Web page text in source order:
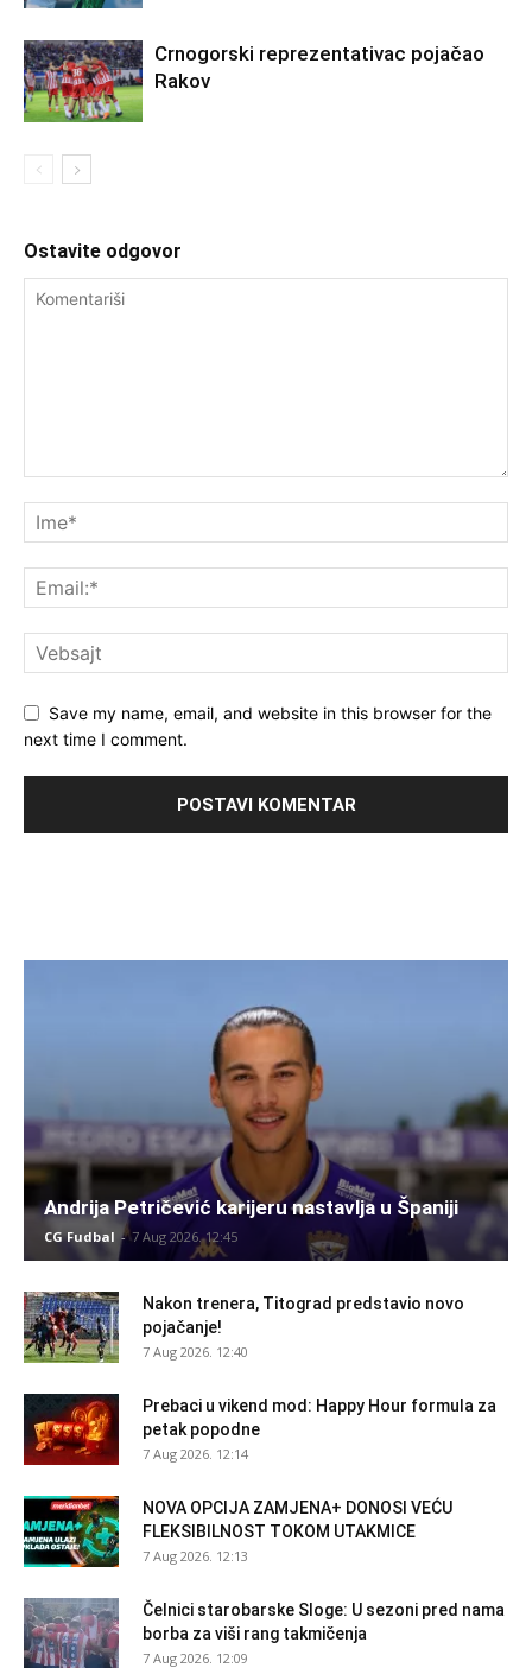
Crnogorski reprezentativac pojačao
Rakov
Ostavite odgovor
Save my name, email, and website in this browser for the
next time I comment.
Andrija Petričević karijeru nastavlja u Španiji
CG Fudbal - 7 Aug 2026. 12:45
Nakon trenera, Titograd predstavio novo
pojačanje!
7 Aug 2026. 12:40
Prebaci u vikend mod: Happy Hour formula za
petak popodne
7 Aug 2026. 12:14
NOVA OPCIJA ZAMJENA+ DONOSI VEĆU
FLEKSIBILNOST TOKOM UTAKMICE
7 Aug 2026. 12:13
Čelnici starobarske Sloge: U sezoni pred nama
borba za viši rang takmičenja
7 Aug 2026. 12:09